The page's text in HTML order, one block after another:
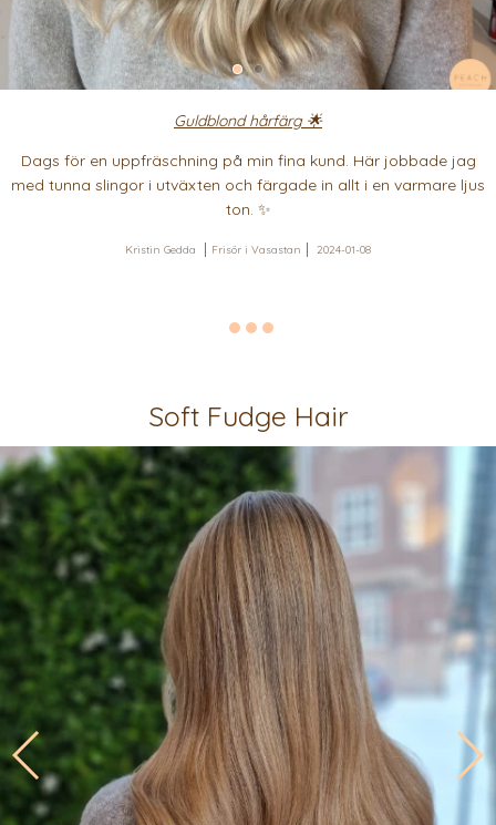
Guldblond hårfärg 🌟
Dags för en uppfräschning på min fina kund. Här jobbade jag
med tunna slingor i utväxten och färgade in allt i en varmare ljus
ton. ✨
Kristin Gedda Frisör i Vasastan 2024-01-08
Soft Fudge Hair